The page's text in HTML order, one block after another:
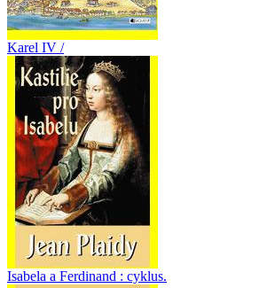
Karel IV /
Isabela a Ferdinand : cyklus.